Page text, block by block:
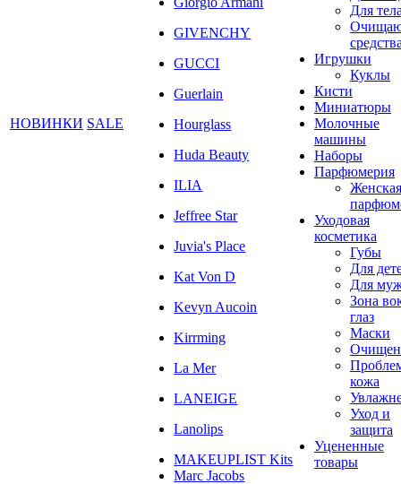
НОВИНКИ SALE
GIVENCHY
GUCCI
Guerlain
Hourglass
Huda Beauty
ILIA
Jeffree Star
Juvia's Place
Kat Von D
Kevyn Aucoin
Kirrming
La Mer
LANEIGE
Lanolips
MAKEUPLIST Kits
Marc Jacobs
Для
Игрушки
Куклы
Кисти
Миниатюры
Молочные
машины
Наборы
Парфюмерия
Женская
Уходовая
косметика
Губы
Для
Для
Зона
глаз
Маски
кожа
Уход и
защита
Уцененные
товары